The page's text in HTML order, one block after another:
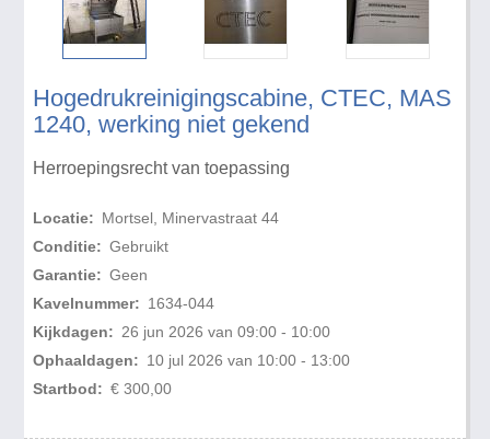
Hogedrukreinigingscabine, CTEC, MAS
1240, werking niet gekend
Herroepingsrecht van toepassing
Locatie: Mortsel, Minervastraat 44
Conditie: Gebruikt
Garantie: Geen
Kavelnummer: 1634-044
Kijkdagen: 26 jun 2026 van 09:00 - 10:00
Ophaaldagen: 10 jul 2026 van 10:00 - 13:00
Startbod: € 300,00